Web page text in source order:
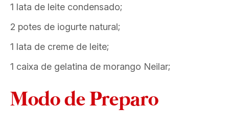
1 lata de leite condensado;
2 potes de iogurte natural;
1 lata de creme de leite;
1 caixa de gelatina de morango Neilar;
Modo de Preparo